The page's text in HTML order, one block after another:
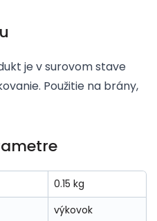
je v surovom stave
Použitie na brány,
0.15 kg
výkovok